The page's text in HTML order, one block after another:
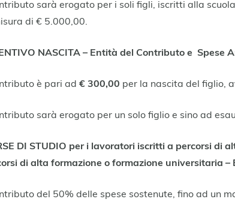
sarà erogato per i soli figli, iscritti alla
di € 5.000,00.
NASCITA – Entità del Contributo e Spese
è pari ad € 300,00 per la nascita del figlio,
sarà erogato per un solo figlio e sino ad
DI STUDIO per i lavoratori iscritti a percorsi di
di alta formazione o formazione universitaria
del 50% delle spese sostenute, fino ad un